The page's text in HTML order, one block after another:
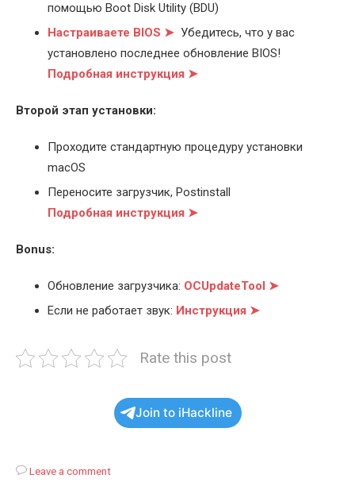
помощью Boot Disk Utility (BDU)
Настраиваете BIOS ➤ Убедитесь, что у вас
установлено последнее обновление BIOS!
Подробная инструкция ➤
Второй этап установки:
Проходите стандартную процедуру установки
macOS
Переносите загрузчик, Postinstall
Подробная инструкция ➤
Bonus:
Обновление загрузчика: OCUpdateTool ➤
Если не работает звук: Инструкция ➤
Rate this post
Join to iHackline
Leave a comment